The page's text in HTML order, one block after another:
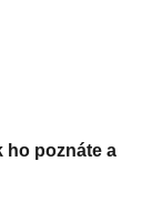
ho poznáte a